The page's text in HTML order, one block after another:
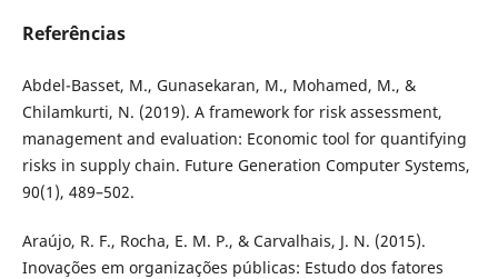
Referências
Abdel-Basset, M., Gunasekaran, M., Mohamed, M., &
Chilamkurti, N. (2019). A framework for risk assessment,
management and evaluation: Economic tool for quantifying
risks in supply chain. Future Generation Computer Systems,
90(1), 489–502.
Araújo, R. F., Rocha, E. M. P., & Carvalhais, J. N. (2015).
Inovações em organizações públicas: Estudo dos fatores